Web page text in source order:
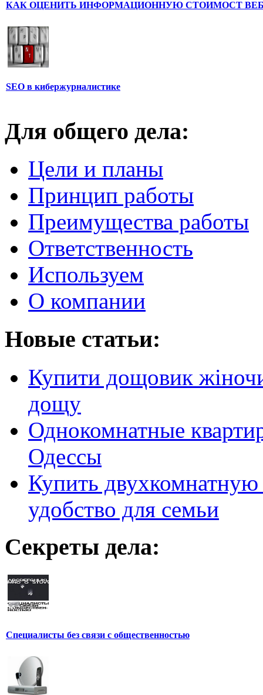
КАК ОЦЕНИТЬ ИНФОРМАЦИОННУЮ СТОИМОСТ
SEO в кибержурналистике
Для общего дела:
Цели и планы
Принцип работы
Преимущества работы
Ответственность
Используем
О компании
Новые статьи:
Купити дощовик
дощу
Однокомнатные
Одессы
Купить
удобство для семьи
Секреты дела:
Специалисты без связи с общественностью